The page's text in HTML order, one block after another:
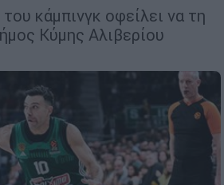
κάμπινγκ οφείλει να τη
Κύμης Αλιβερίου